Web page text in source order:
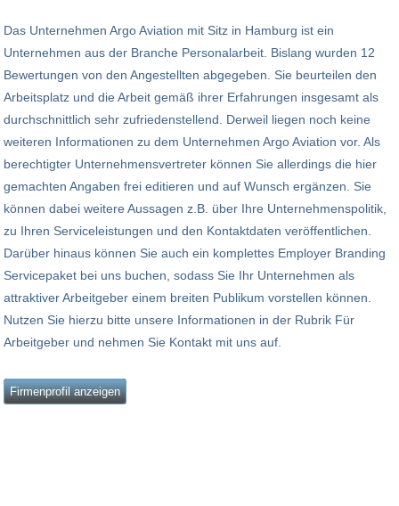
Das Unternehmen Argo Aviation mit Sitz in Hamburg ist ein
Unternehmen aus der Branche Personalarbeit. Bislang wurden 12
Bewertungen von den Angestellten abgegeben. Sie beurteilen den
Arbeitsplatz und die Arbeit gemäß ihrer Erfahrungen insgesamt als
durchschnittlich sehr zufriedenstellend. Derweil liegen noch keine
weiteren Informationen zu dem Unternehmen Argo Aviation vor. Als
berechtigter Unternehmensvertreter können Sie allerdings die hier
gemachten Angaben frei editieren und auf Wunsch ergänzen. Sie
können dabei weitere Aussagen z.B. über Ihre Unternehmenspolitik,
zu Ihren Serviceleistungen und den Kontaktdaten veröffentlichen.
Darüber hinaus können Sie auch ein komplettes Employer Branding
Servicepaket bei uns buchen, sodass Sie Ihr Unternehmen als
attraktiver Arbeitgeber einem breiten Publikum vorstellen können.
Nutzen Sie hierzu bitte unsere Informationen in der Rubrik Für
Arbeitgeber und nehmen Sie Kontakt mit uns auf.
Firmenprofil anzeigen